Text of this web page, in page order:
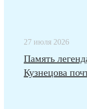
27 июля 2026
Память
Кузнецова